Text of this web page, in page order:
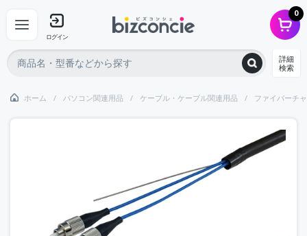
ログイン
0
詳細
検索
ホーム パソコン関連用品 ケーブル・ケーブル関連用品 ファイバーチ